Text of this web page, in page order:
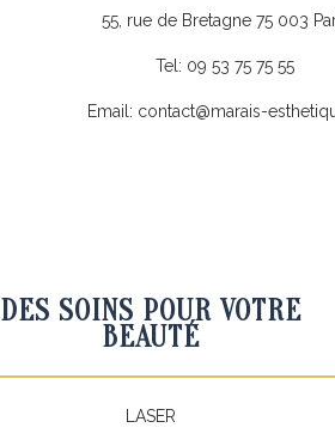
55, rue de Bretagne 75 003
Tel: 09 53 75 75 55
Email: contact@marais-
DES SOINS POUR VOTRE
BEAUTÉ
LASER